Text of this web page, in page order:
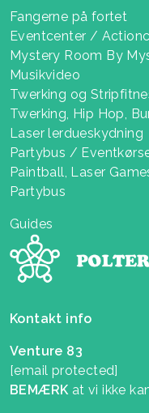
Fangerne på fortet
Eventcenter /
Mystery Room By
Musikvideo
Twerking og
Twerking, Hip Hop,
Laser lerdueskydning
Partybus /
Paintball, Laser
Partybus
Guides
Kontakt info
Venture 83
[email protected]
BEMÆRK at vi ikke